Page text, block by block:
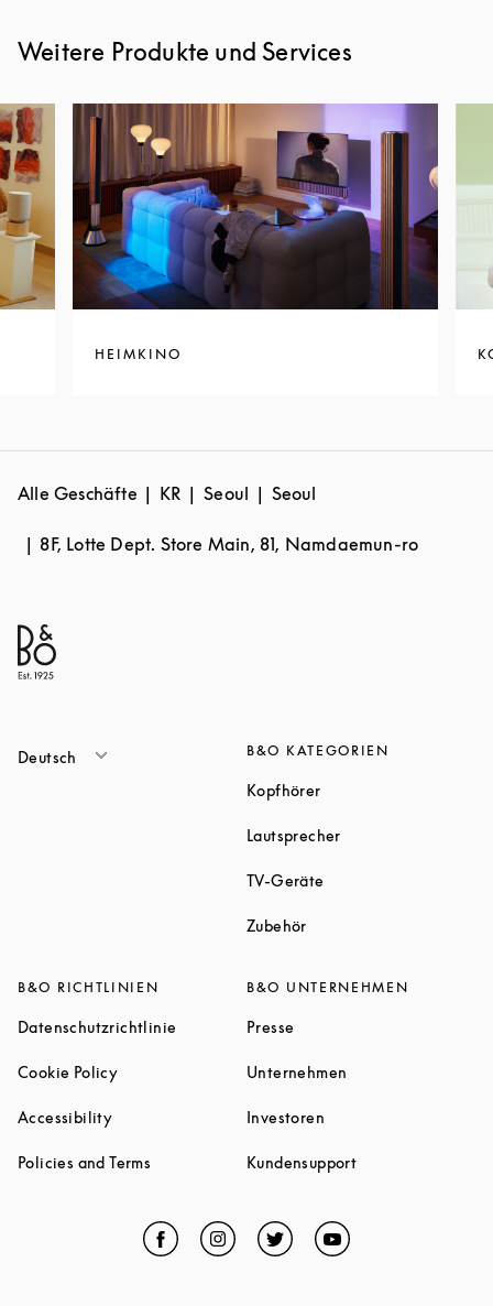
Weitere Produkte und Services
HEIMKINO
Alle Geschäfte KR Seoul Seoul
8F, Lotte Dept. Store Main, 81, Namdaemun-ro
Deutsch B&O KATEGORIEN
KopfhörerLink Opens in New Tab
LautsprecherLink Opens in New
TV-Geräte
ZubehörLink Opens in New Tab
B&O RICHTLINIEN
Datenschutzrichtlinie Link Opens in New Tab
Cookie PolicyLink Opens in New Tab
AccessibilityLink Opens in New Tab
Policies and Terms Link Opens in New Tab
B&O UNTERNEHMEN
Presse
Unternehmen
Investoren
KundensupportLink Opens in
Facebook
Link Opens in New Tab
Instagram
Link Opens in New Tab
TwitterLink Opens in New Tab
YouTubeLink Opens in